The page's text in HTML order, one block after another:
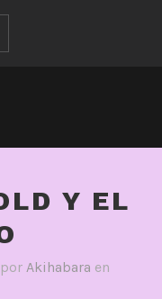
Y EL
por Akihabara en